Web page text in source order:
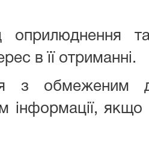
в її отриманні.
з обмеженим
інформації,